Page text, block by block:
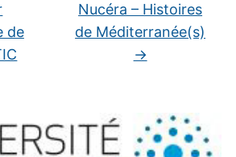
de
Nucéra – Histoires
de Méditerranée(s)
→